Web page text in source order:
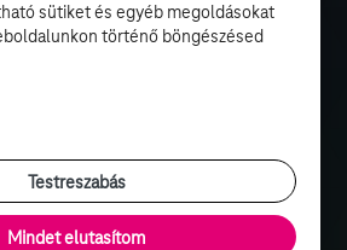
sütiket és egyéb megoldásokat
történő böngészésed
Testreszabás
Mindet elutasítom